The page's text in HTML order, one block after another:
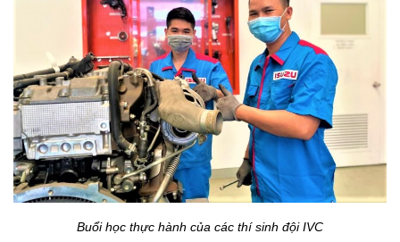
Buổi học thực hành của các thí sinh đội IVC